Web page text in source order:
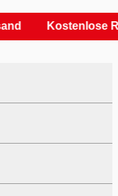
Kostenlose